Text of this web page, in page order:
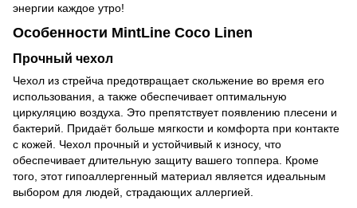
энергии каждое утро!
Особенности MintLine Coco Linen
Прочный чехол
Чехол из стрейча предотвращает скольжение во время его
использования, а также обеспечивает оптимальную
циркуляцию воздуха. Это препятствует появлению плесени и
бактерий. Придаёт больше мягкости и комфорта при контакте
с кожей. Чехол прочный и устойчивый к износу, что
обеспечивает длительную защиту вашего топпера. Кроме
того, этот гипоаллергенный материал является идеальным
выбором для людей, страдающих аллергией.